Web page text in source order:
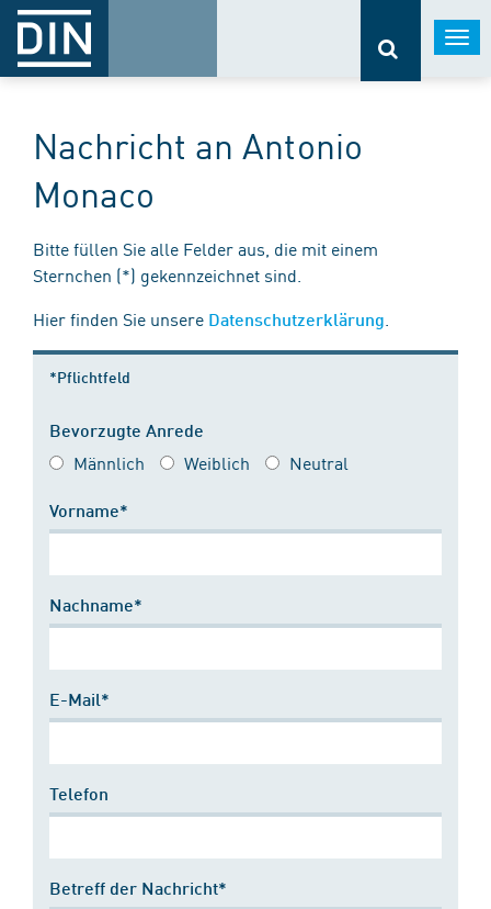
Nachricht an Antonio
Monaco
Bitte füllen Sie alle Felder aus, die mit einem
Sternchen (*) gekennzeichnet sind.
Hier finden Sie unsere Datenschutzerklärung
*Pflichtfeld
Bevorzugte Anrede
Männlich Weiblich Neutral
Vorname*
Nachname*
E-Mail*
Telefon
Betreff der Nachricht*